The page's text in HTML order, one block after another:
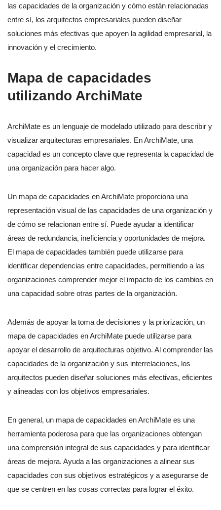
las capacidades de la organización y cómo están relacionadas
entre sí, los arquitectos empresariales pueden diseñar
soluciones más efectivas que apoyen la agilidad empresarial, la
innovación y el crecimiento.
Mapa de capacidades
utilizando ArchiMate
ArchiMate es un lenguaje de modelado utilizado para describir y
visualizar arquitecturas empresariales. En ArchiMate, una
capacidad es un concepto clave que representa la capacidad de
una organización para hacer algo.
Un mapa de capacidades en ArchiMate proporciona una
representación visual de las capacidades de una organización y
de cómo se relacionan entre sí. Puede ayudar a identificar
áreas de redundancia, ineficiencia y oportunidades de mejora.
El mapa de capacidades también puede utilizarse para
identificar dependencias entre capacidades, permitiendo a las
organizaciones comprender mejor el impacto de los cambios en
una capacidad sobre otras partes de la organización.
Además de apoyar la toma de decisiones y la priorización, un
mapa de capacidades en ArchiMate puede utilizarse para
apoyar el desarrollo de arquitecturas objetivo. Al comprender las
capacidades de la organización y sus interrelaciones, los
arquitectos pueden diseñar soluciones más efectivas, eficientes
y alineadas con los objetivos empresariales.
En general, un mapa de capacidades en ArchiMate es una
herramienta poderosa para que las organizaciones obtengan
una comprensión integral de sus capacidades y para identificar
áreas de mejora. Ayuda a las organizaciones a alinear sus
capacidades con sus objetivos estratégicos y a asegurarse de
que se centren en las cosas correctas para lograr el éxito.